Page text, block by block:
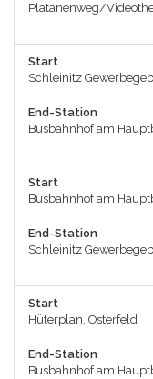
Platanenweg/
Start
Schleinitz
End-Station
Busbahnhof am
Start
Busbahnhof am
End-Station
Schleinitz
Start
Hüterplan, Osterfeld
End-Station
Busbahnhof am